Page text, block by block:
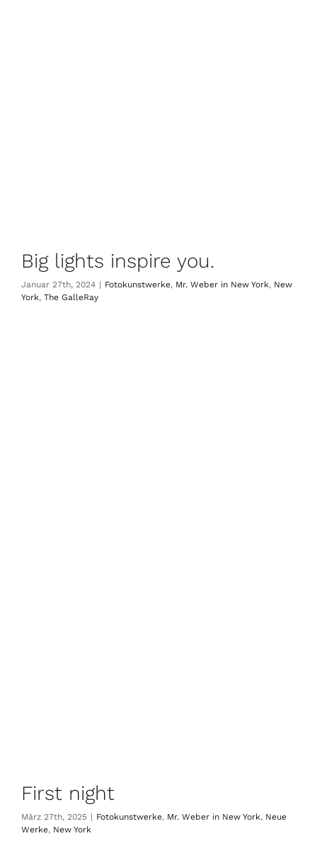
Big lights inspire you.
Januar 27th, 2024 | Fotokunstwerke, Mr. Weber in New York, New
York, The GalleRay
First night
März 27th, 2025 | Fotokunstwerke, Mr. Weber in New York, Neue
Werke, New York